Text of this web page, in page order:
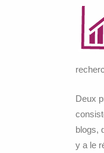
Deux
blogs,
y a le